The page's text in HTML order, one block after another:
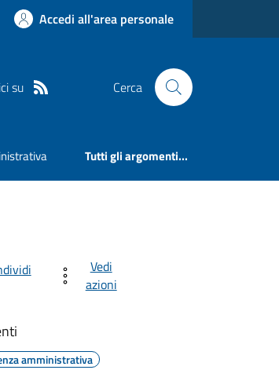
Accedi all'area personale
su Cerca
Tutti gli argomenti...
Vedi
azioni
amministrativa